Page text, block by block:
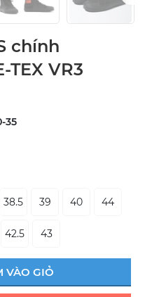
chính
TEX VR3
35
38.5 39 40 44
42.5 43
VÀO GIỎ